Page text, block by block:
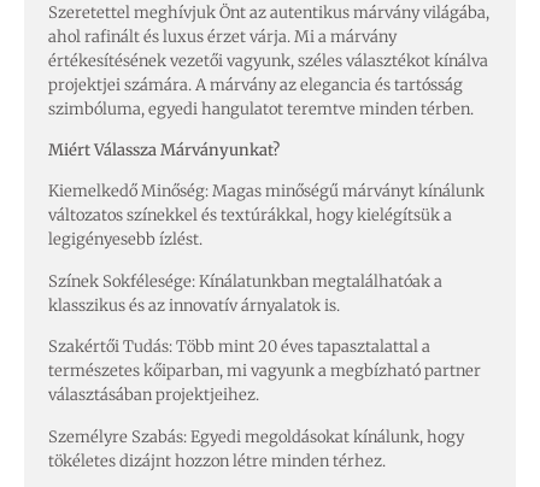
Szeretettel meghívjuk Önt az autentikus márvány világába,
ahol rafinált és luxus érzet várja. Mi a márvány
értékesítésének vezetői vagyunk, széles választékot kínálva
projektjei számára. A márvány az elegancia és tartósság
szimbóluma, egyedi hangulatot teremtve minden térben.
Miért Válassza Márványunkat?
Kiemelkedő Minőség: Magas minőségű márványt kínálunk
változatos színekkel és textúrákkal, hogy kielégítsük a
legigényesebb ízlést.
Színek Sokfélesége: Kínálatunkban megtalálhatóak a
klasszikus és az innovatív árnyalatok is.
Szakértői Tudás: Több mint 20 éves tapasztalattal a
természetes kőiparban, mi vagyunk a megbízható partner
választásában projektjeihez.
Személyre Szabás: Egyedi megoldásokat kínálunk, hogy
tökéletes dizájnt hozzon létre minden térhez.